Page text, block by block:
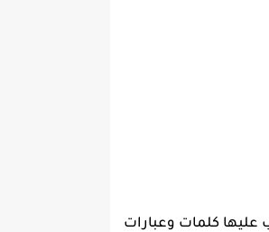
عليها كلمات وعبارات